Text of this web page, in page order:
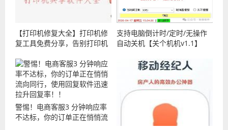
【打印机修复大全】打印机修
复工具免费分享，告别打印机
打印异常，还是共享故障，都
能轻松搞定
支持电脑倒计时/定时/无操作
自动关机【关个机机v1.1】
警惕！电商客服3 分钟响应率
不达标，你的订单正在悄悄流